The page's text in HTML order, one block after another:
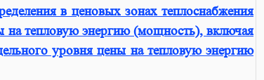
в ценовых зонах теплоснабжения
на тепловую энергию (мощность), включая
уровня цены на тепловую энергию